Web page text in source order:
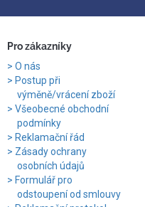
Pro zákazníky
O nás
Postup při
výměně/vrácení zboží
Všeobecné obchodní
podmínky
Reklamační řád
Zásady ochrany
osobních údajů
Formulář pro
odstoupení od smlouvy